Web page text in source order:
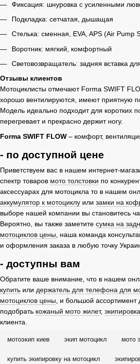
Фиксация: шнуровка с усиленными
Подкладка: сетчатая, дышащая
Стелька: сменная, EVA, APS (Air Pump
Воротник: мягкий, комфортный
Световозвращатель: задняя вставка
Отзывы клиентов
Мотоциклисты отмечают Forma SWIFT
хорошо вентилируются, имеют приятную
Модель идеально подходит для коротких
перегревает и прекрасно держит ногу.
Forma SWIFT FLOW – комфорт,
- по доступной цене
Приветствуем вас в нашем интернет-
спектр товаров мото толстовки по
аксессуарах для мотоцикла то в нашем
аккумулятор к мотоциклу или замки на
выборе нашей компании вы становитесь
Вероятно, вы также заметите сумка на
мотоциклов цены , наша команда
и оформления заказа в любую точку
- доступны вам
Обратите ваше внимание, что в нашем
купить или держатель для телефона для
мотоциклов цены , и большой ассортимент
подобрать кожаный мото жилет,
клиента.
мотоэкип киев экип мотоцикл мото
купить экипировку на мотоцикл